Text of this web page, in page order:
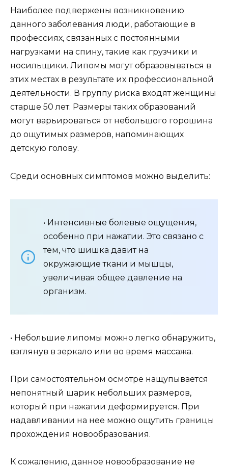
Наиболее подвержены возникновению
данного заболевания люди, работающие в
профессиях, связанных с постоянными
нагрузками на спину, такие как грузчики и
носильщики. Липомы могут образовываться в
этих местах в результате их профессиональной
деятельности. В группу риска входят женщины
старше 50 лет. Размеры таких образований
могут варьироваться от небольшого горошина
до ощутимых размеров, напоминающих
детскую голову.
Среди основных симптомов можно выделить:
• Интенсивные болевые ощущения,
особенно при нажатии. Это связано с
тем, что шишка давит на
окружающие ткани и мышцы,
увеличивая общее давление на
организм.
• Небольшие липомы можно легко обнаружить,
взглянув в зеркало или во время массажа.
При самостоятельном осмотре нащупывается
непонятный шарик небольших размеров,
который при нажатии деформируется. При
надавливании на нее можно ощутить границы
прохождения новообразования.
К сожалению, данное новообразование не